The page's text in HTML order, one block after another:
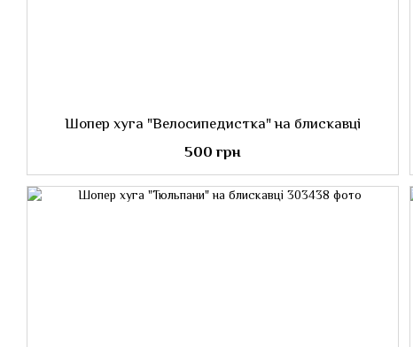
Шопер хуга "Велосипедистка" на блискавці
500 грн